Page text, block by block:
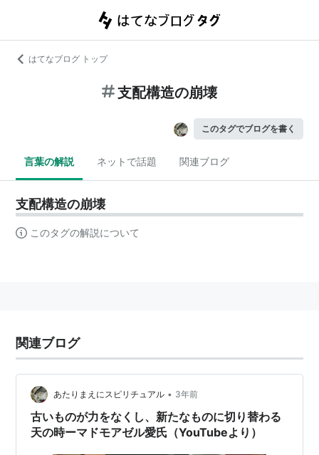
はてなブログ トップ
支配構造の崩壊
このタグでブログを書く
言葉の解説 ネットで話題 関連ブログ
支配構造の崩壊
このタグの解説について
関連ブログ
あたりまえにスピリチュアル • 3年前
古いものが力をなくし、新たなものに切り替わる
天の時ーマドモアゼル愛氏（YouTubeより）